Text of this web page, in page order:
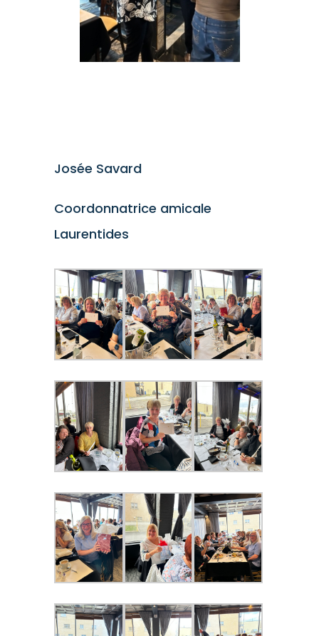
Josée Savard
Coordonnatrice amicale
Laurentides